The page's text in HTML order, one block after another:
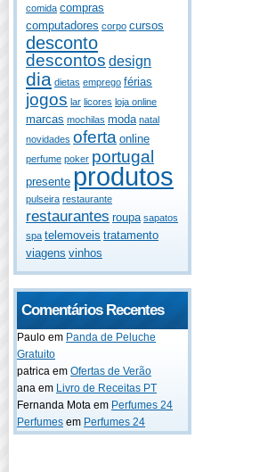
comida compras
computadores corpo cursos
desconto
descontos design
dia dietas emprego férias
jogos lar licores loja online
marcas mochilas moda natal
novidades oferta online
perfume poker portugal
presente produtos
pulseira restaurante
restaurantes roupa sapatos
spa telemoveis tratamento
viagens vinhos
Comentários Recentes
Paulo em Panda de Peluche
Gratuito
patrica em Ofertas de Verão
ana em Livro de Receitas PT
Fernanda Mota em Perfumes 24
Perfumes em Perfumes 24